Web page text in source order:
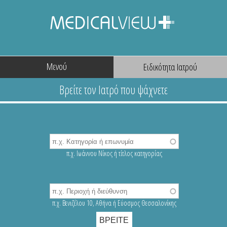
Μενού
π.χ. Ιωάννου Νίκος ή τίτλος κατηγορίας
π.χ. Βενιζέλου 10, Αθήνα ή Εύοσμος Θεσσαλονίκης